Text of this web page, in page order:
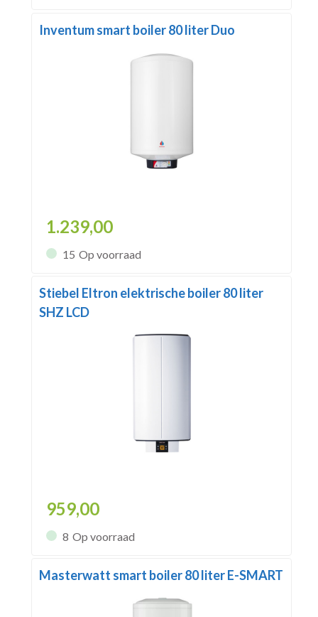
Inventum smart boiler 80 liter Duo
1.239,00
15 Op voorraad
Stiebel Eltron elektrische boiler 80 liter
SHZ LCD
959,00
8 Op voorraad
Masterwatt smart boiler 80 liter E-SMART